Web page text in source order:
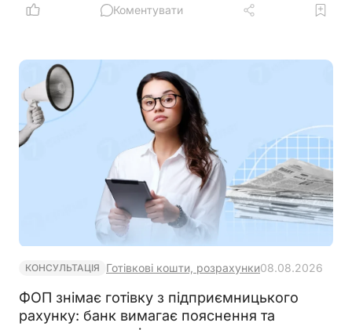
Коментувати
КОНСУЛЬТАЦІЯ Готівкові кошти, розрахунки08.08.2026
ФОП знімає готівку з підприємницького
рахунку: банк вимагає пояснення та